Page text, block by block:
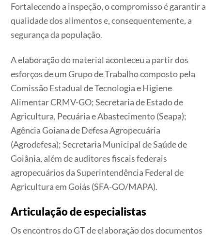
Fortalecendo a inspeção, o compromisso é garantir a
qualidade dos alimentos e, consequentemente, a
segurança da população.
A elaboração do material aconteceu a partir dos
esforços de um Grupo de Trabalho composto pela
Comissão Estadual de Tecnologia e Higiene
Alimentar CRMV-GO; Secretaria de Estado de
Agricultura, Pecuária e Abastecimento (Seapa);
Agência Goiana de Defesa Agropecuária
(Agrodefesa); Secretaria Municipal de Saúde de
Goiânia, além de auditores fiscais federais
agropecuários da Superintendência Federal de
Agricultura em Goiás (SFA-GO/MAPA).
Articulação de especialistas
Os encontros do GT de elaboração dos documentos